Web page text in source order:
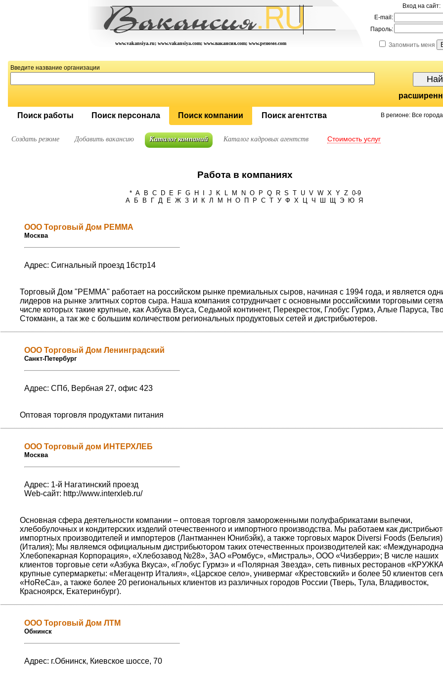
www.vakansiya.ru; www.vakansiya.com; www.вакансия.com; www.резюме.com
Вход на сайт:
E-mail:
Пароль:
Запомнить меня
Введите название организации
Поиск работы Поиск персонала Поиск компании Поиск агентства В регионе: Все города
Создать резюме Добавить вакансию Каталог компаний Каталог кадровых агентств Стоимость услуг
Работа в компаниях
* A B C D E F G H J K L M N O P Q R S T U V W X Y Z 0-9
А
Б В Г Д Е Ж З И К Л М Н О П Р С Т У Ф Х Ц Ч Ш Щ Э Ю Я
ООО Торговый Дом РЕММА
Москва
Адрес: Сигнальный проезд 16стр14
Торговый Дом "РЕММА" работает на российском рынке премиальных сыров, начиная с 1994 года, и является
лидеров на рынке элитных сортов сыра. Наша компания сотрудничает с основными российскими торговыми
числе которых такие крупные, как Азбука Вкуса, Седьмой континент, Перекресток, Глобус Гурмэ, Алые Паруса,
Стокманн, а так же с большим количеством региональных продуктовых сетей и дистрибьютеров.
ООО Торговый Дом Ленинградский
Санкт-Петербург
Адрес: СПб, Вербная 27, офис 423
Оптовая торговля продуктами питания
ООО Торговый дом ИНТЕРХЛЕБ
Москва
Адрес: 1-й Нагатинский проезд
Web-сайт: http://www.interxleb.ru/
Основная сфера деятельности компании – оптовая торговля замороженными полуфабрикатами выпечки,
хлебобулочных и кондитерских изделий отечественного и импортного производства. Мы работаем как
импортных производителей и импортеров (Лантманнен Юнибэйк), а также торговых марок Diversi Foods
(Италия); Мы являемся официальным дистрибьютором таких отечественных производителей как:
Хлебопекарная Корпорация», «Хлебозавод №28», ЗАО «Ромбус», «Мистраль», ООО «Чизберри»; В числе наших
клиентов торговые сети «Азбука Вкуса», «Глобус Гурмэ» и «Полярная Звезда», сеть пивных ресторанов
крупные супермаркеты: «Мегацентр Италия», «Царское село», универмаг «Крестовский» и более 50 клиентов
«HoReCa», а также более 20 региональных клиентов из различных городов России (Тверь, Тула, Владивосток,
Красноярск, Екатеринбург).
ООО Торговый Дом ЛТМ
Обнинск
Адрес: г.Обнинск, Киевское шоссе, 70